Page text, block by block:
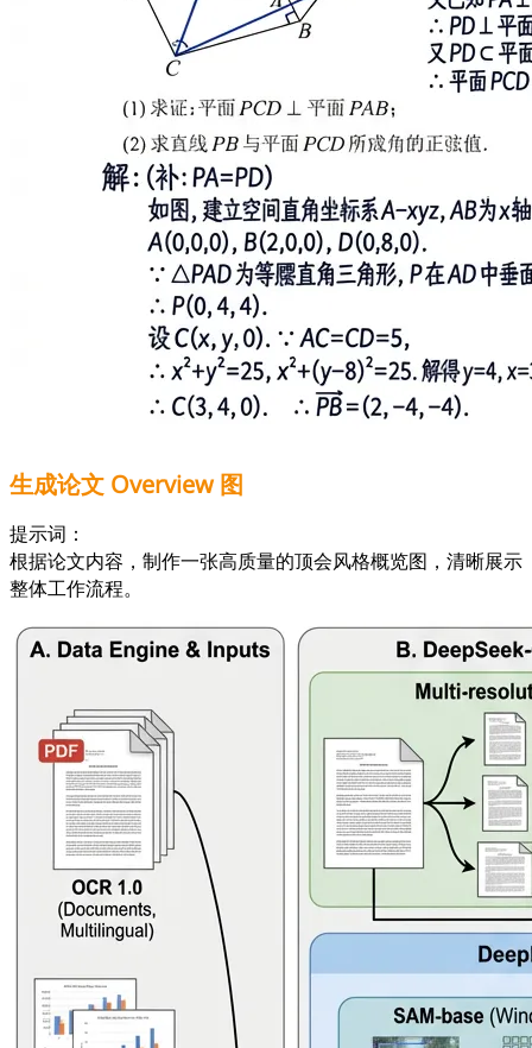
生成论文 Overview 图
提示词：
根据论文内容，制作一张高质量的顶会风格概览图，清晰展示
整体工作流程。